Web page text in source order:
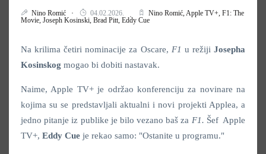
Nino Romić 04.02.2026. Nino Romić, Apple TV+, F1: The
Movie, Joseph Kosinski, Brad Pitt, Eddy Cue
Na krilima četiri nominacije za Oscare, F1 u režijiJosepha
Kosinskog mogao bi dobiti nastavak.
Naime, Apple TV+ je održao konferenciju za novinare na
kojima su se predstavljali aktualni i novi projekti Applea, a
jedno pitanje iz publike je bilo vezano baš za F1. Šef Apple
TV+, Eddy Cue je rekao samo: "Ostanite u programu."